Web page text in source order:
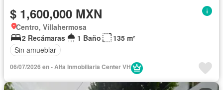
$ 1,600,000 MXN
Centro, Villahermosa
2 Recámaras
1 Baño
135 m²
Sin amueblar
06/07/2026 en - Alfa Inmobiliaria Center VH